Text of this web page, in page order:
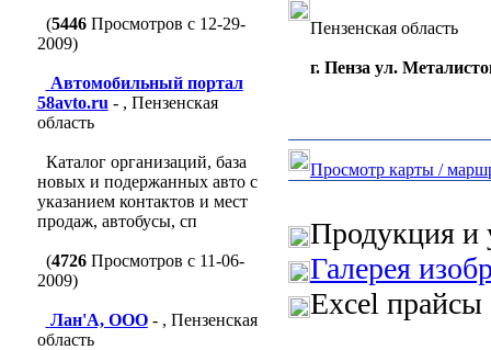
(5446Просмотров с 12-29-
2009)
Автомобильный портал
58avto.ru - , Пензенская
область
Каталог организаций, база
новых и подержанных авто с
указанием контактов и мест
продаж, автобусы, сп
(4726Просмотров с 11-06-
2009)
Лан'A, ООО- , Пензенская
область
Пензенская область
г. Пенза ул.
Просмотр карты /
Продукция и
Галерея
Excel